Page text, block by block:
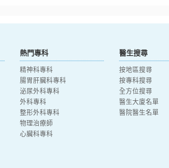
熱門專科
精神科專科
腸胃肝臟科專科
泌尿外科專科
外科專科
整形外科專科
物理治療師
心臟科專科
醫生搜尋
按地區搜尋
按專科搜尋
全方位搜尋
醫生大廈名單
醫院醫生名單